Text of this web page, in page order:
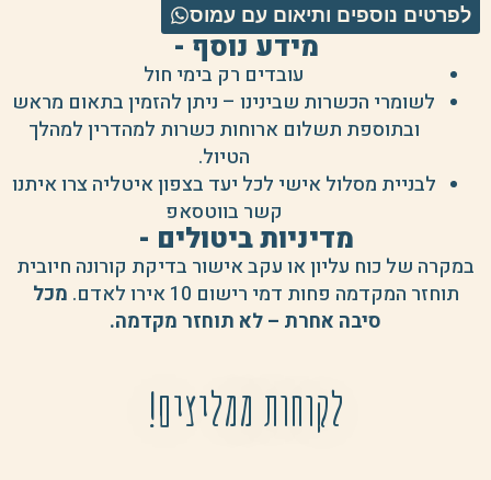
לפרטים נוספים ותיאום עם עמוס
מידע נוסף -
עובדים רק בימי חול
לשומרי הכשרות שבינינו – ניתן להזמין בתאום מראש
ובתוספת תשלום ארוחות כשרות למהדרין למהלך
הטיול.
לבניית מסלול אישי לכל יעד בצפון איטליה צרו איתנו
קשר בווטסאפ
מדיניות ביטולים -
במקרה של כוח עליון או עקב אישור בדיקת קורונה חיובית
תוחזר המקדמה פחות דמי רישום 10 אירו לאדם.
מכל
סיבה אחרת – לא תוחזר מקדמה.
לקוחות ממליצים!